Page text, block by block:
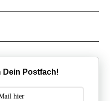
Dein Postfach!